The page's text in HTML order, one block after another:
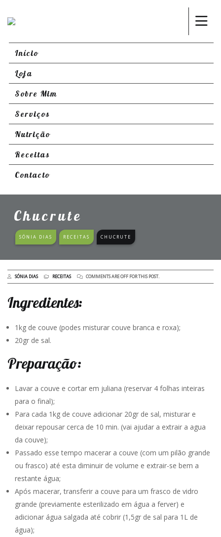
Início
Loja
Sobre Mim
Serviços
Nutrição
Receitas
Contacto
Chucrute
SÓNIA DIAS RECEITAS CHUCRUTE
SÓNIA DIAS RECEITAS COMMENTS ARE OFF FOR THIS POST.
Ingredientes:
1kg de couve (podes misturar couve branca e roxa);
20gr de sal.
Preparação:
Lavar a couve e cortar em juliana (reservar 4 folhas inteiras
para o final);
Para cada 1kg de couve adicionar 20gr de sal, misturar e
deixar repousar cerca de 10 min. (vai ajudar a extrair a agua
da couve);
Passado esse tempo macerar a couve (com um pilão grande
ou frasco) até esta diminuir de volume e extrair-se bem a
restante água;
Após macerar, transferir a couve para um frasco de vidro
grande (previamente esterilizado em água a ferver) e
adicionar água salgada até cobrir (1,5gr de sal para 1L de
água);